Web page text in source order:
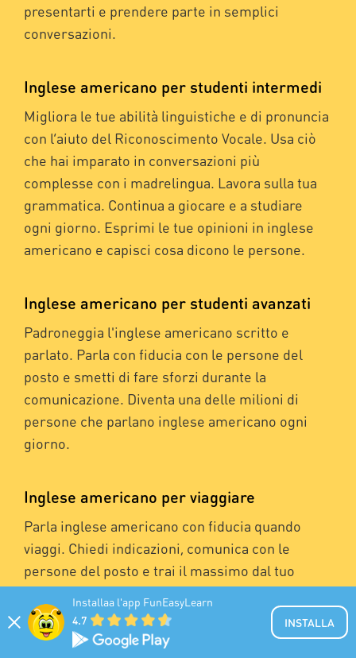
presentarti e prendere parte in semplici
conversazioni.
Inglese americano per studenti intermedi
Migliora le tue abilità linguistiche e di pronuncia
con l’aiuto del Riconoscimento Vocale. Usa ciò
che hai imparato in conversazioni più
complesse con i madrelingua. Lavora sulla tua
grammatica. Continua a giocare e a studiare
ogni giorno. Esprimi le tue opinioni in inglese
americano e capisci cosa dicono le persone.
Inglese americano per studenti avanzati
Padroneggia l'inglese americano scritto e
parlato. Parla con fiducia con le persone del
posto e smetti di fare sforzi durante la
comunicazione. Diventa una delle milioni di
persone che parlano inglese americano ogni
giorno.
Inglese americano per viaggiare
Parla inglese americano con fiducia quando
viaggi. Chiedi indicazioni, comunica con le
persone del posto e trai il massimo dal tuo
viaggio. Con il nostro frasario per viaggi ben
strutturato, imparerai come prenotare un volo,
effettuare il check-in in un hotel, noleggiare
Installaa l'app FunEasyLearn
4.7
INSTALLA